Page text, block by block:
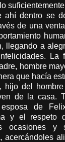
ahí dentro se
de una
llegando a
La
hombre
que hacía
hijo del
de la casa.
de
y el respeto
ocasiones y
acercándoles